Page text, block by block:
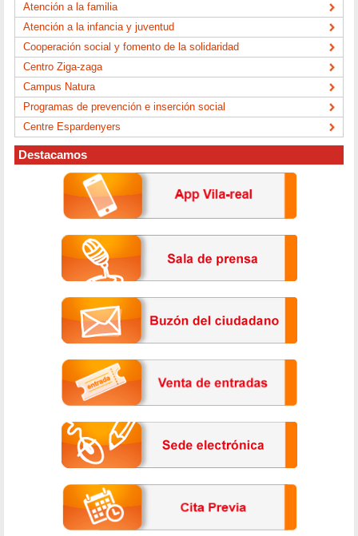
Atención a la familia
Atención a la infancia y juventud
Cooperación social y fomento de la solidaridad
Centro Ziga-zaga
Campus Natura
Programas de prevención e inserción social
Centre Espardenyers
Destacamos